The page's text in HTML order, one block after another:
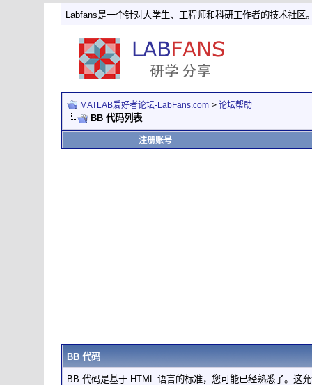
Labfans是一个针对大学生、工程师和科研工作者的技术社区
MATLAB爱好者论坛-LabFans.com > 论坛帮助
BB 代码列表
注册账号
BB 代码
BB 代码是基于 HTML 语言的标准，您可能已经熟悉了。这